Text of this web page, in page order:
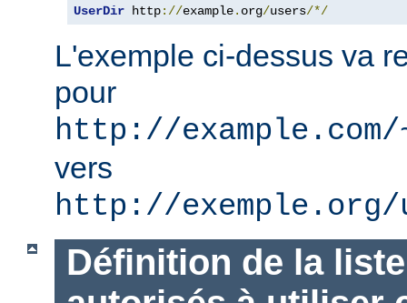
UserDir http://example. org/users/*/
L'exemple ci-dessus va
pour
http://example.com/
vers
http://exemple.org/
Définition de la